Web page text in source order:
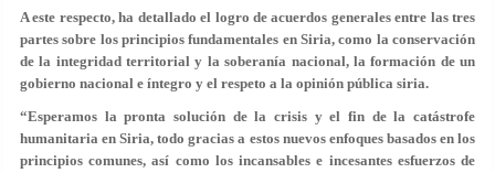
A este respecto, ha detallado el logro de acuerdos generales entre las tres
partes sobre los principios fundamentales en Siria, como la conservación
de la integridad territorial y la soberanía nacional, la formación de un
gobierno nacional e íntegro y el respeto a la opinión pública siria.
“Esperamos la pronta solución de la crisis y el fin de la catástrofe
humanitaria en Siria, todo gracias a estos nuevos enfoques basados en los
principios comunes, así como los incansables e incesantes esfuerzos de